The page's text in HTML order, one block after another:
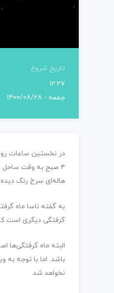
تاریخ شروع
12:27
جمعه - 1400/08/28
هاله‌ای سرخ رنگ
گرفتگی دیگری است که بین ۲۰۱۰ تا ۲۱۰۰ میلادی
البته ماه گرفتگی‌ها
باشد. اما با توجه به
نخواهد شد.